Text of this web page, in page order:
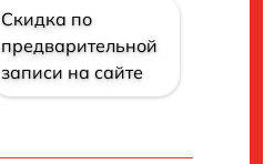
Скидка по
предварительной
записи на сайте